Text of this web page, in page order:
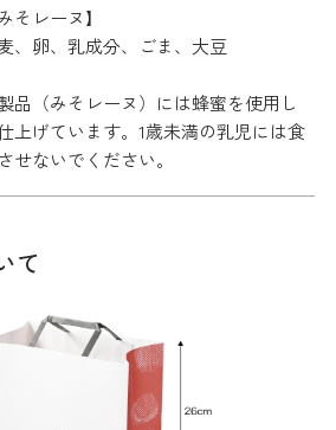
みそレーヌ】
、卵、乳成分、ごま、大豆
品（みそレーヌ）には蜂蜜を使用し
上げています。1歳未満の乳児には食
せないでください。
て